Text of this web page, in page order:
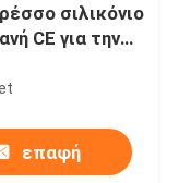
σιλικόνιο
CE για την
επαφή